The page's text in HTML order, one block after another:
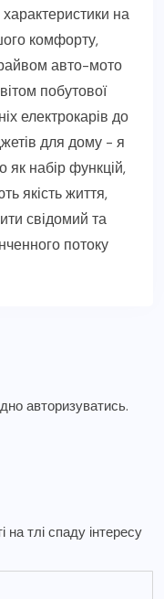
на
комфорту,
авто-мото
побутової
електрокарів до
для дому - я
як набір функцій,
якість життя,
свідомий та
потоку
авторизуватись.